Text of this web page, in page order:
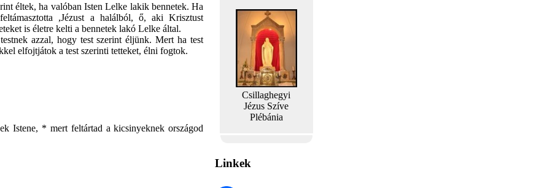
éltek, ha valóban Isten Lelke lakik bennetek. Ha
,Jézust a halálból, ő, aki Krisztust
is életre kelti a bennetek lakó Lelke által.
azzal, hogy test szerint éljünk. Mert ha test
elfojtjátok a test szerinti tetteket, élni fogtok.
Istene, * mert feltártad a kicsinyeknek országod
Csillaghegyi
Jézus Szíve
Plébánia
Linkek